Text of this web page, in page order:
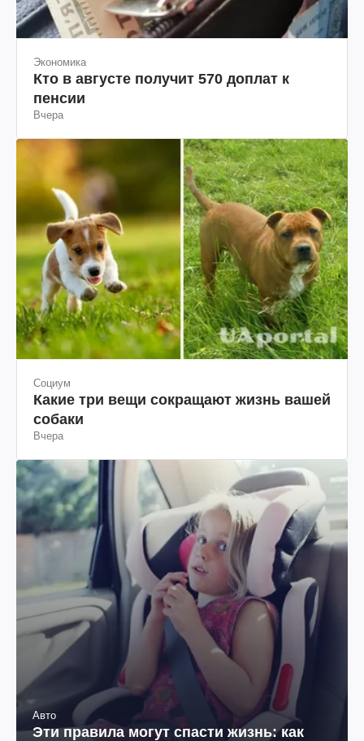
Экономика
Кто в августе получит 570 доплат к
пенсии
Вчера
Социум
Какие три вещи сокращают жизнь вашей
собаки
Вчера
Авто
Эти правила могут спасти жизнь: как